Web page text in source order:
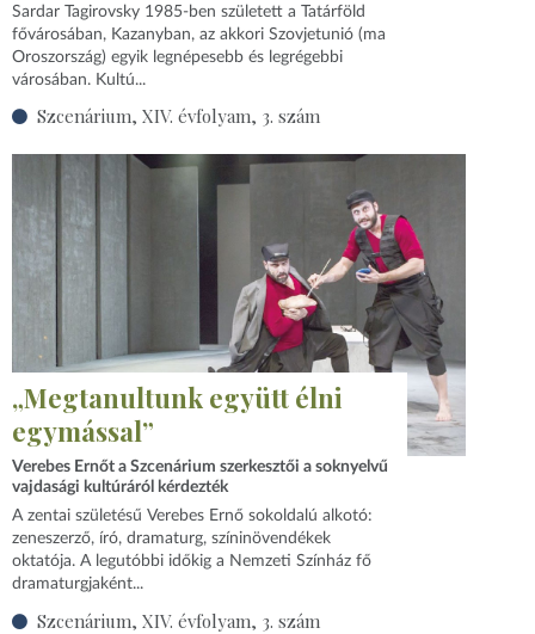
Sardar Tagirovsky 1985‑ben született a Tatárföld
fővárosában, Kazanyban, az akkori Szovjetunió (ma
Oroszország) egyik legnépesebb és legrégebbi
városában. Kultú...
Szcenárium, XIV. évfolyam, 3. szám
„Megtanultunk együtt élni
egymással”
Verebes Ernőt a Szcenárium szerkesztői a soknyelvű
vajdasági kultúráról kérdezték
A zentai születésű Verebes Ernő sokoldalú alkotó:
zeneszerző, író, dramaturg, színinövendékek
oktatója. A legutóbbi időkig a Nemzeti Színház fő
dramaturgjaként...
Szcenárium, XIV. évfolyam, 3. szám